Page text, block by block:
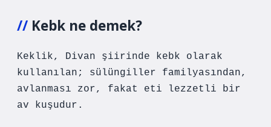
Kebk ne demek?
Keklik, Divan şiirinde kebk olarak
kullanılan; sülüngiller familyasından,
avlanması zor, fakat eti lezzetli bir
av kuşudur.